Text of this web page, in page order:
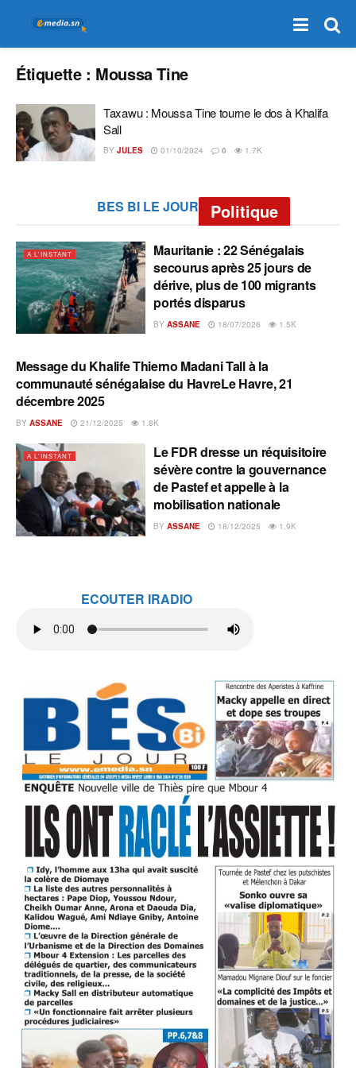
Étiquette : Moussa Tine
Taxawu : Moussa Tine tourne le dos à Khalifa
Sall
BY JULES 01/10/2024 0 1.7K
BES BI LE JOUR Politique
A L'INSTANT
Mauritanie : 22 Sénégalais
secourus après 25 jours de
dérive, plus de 100 migrants
portés disparus
BY ASSANE 18/07/2026 1.5K
A L'INSTANT
Message du Khalife Thierno Madani Tall à la
communauté sénégalaise du HavreLe Havre, 21
décembre 2025
BY ASSANE 21/12/2025 1.8K
A L'INSTANT
Le FDR dresse un réquisitoire
sévère contre la gouvernance
de Pastef et appelle à la
mobilisation nationale
BY ASSANE 18/12/2025 1.9K
ECOUTER IRADIO